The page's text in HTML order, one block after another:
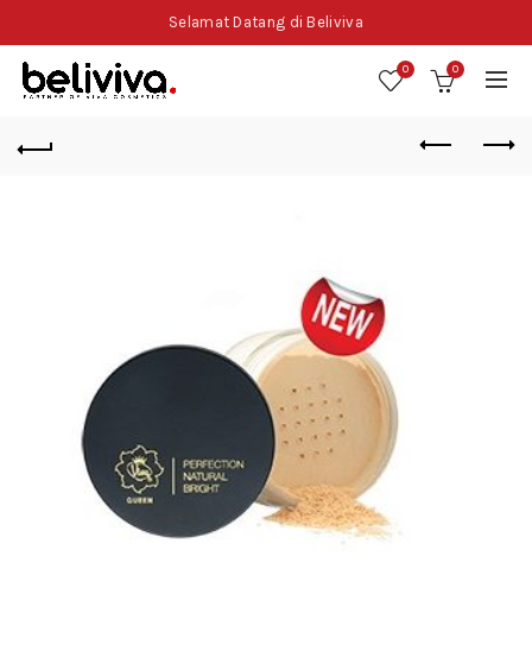
Selamat Datang di Beliviva
0 0